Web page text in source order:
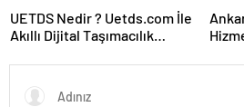
UETDS Nedir ? Uetds.com İle
Akıllı Dijital Taşımacılık